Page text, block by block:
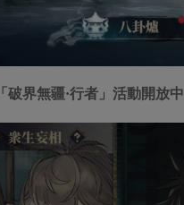
「破界無疆·行者」活動開放中